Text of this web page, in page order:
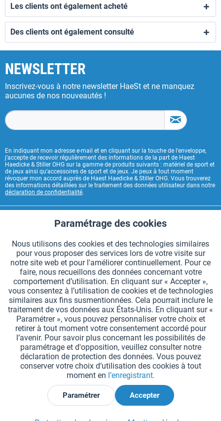
Les clients ont également acheté
Des clients ont également consulté
NEWSLETTER
Inscrivez-vous à notre newsletter HaeSt et ne manquez
aucunes de nos nouveautés !
En indiquant mon adresse e-mail et en cliquant sur la touche de l’enveloppe,
j’accepte de recevoir régulièrement des informations de la part de Haest
Haedicke & Stiller OHG sur la gamme de produits suivants : matériel de sport et
de jeux ainsi qu’accessoires de sport et de jeux. Je peux à tout moment
révoquer mon accord auprès de Haest Haedicke & Stiller OHG. Vous trouverez
des informations détaillées sur le traitement des données utilisateur dans notre
déclaration de confidentialité.
INFORMATIONS GÉNÉRALES
MODES DE PAIEMENT
*Tous les prix comprennent la TVA et sont indiqués horsfrais de port.
Paramètres des cookies Demander le catalogue
Gravures laser sur des témoins Newsletter Qui sommes nous ?
Aide et support Contact Livraison et paiement
Retour & remboursement Droit de rétractation
Protection des données CGV Mentions légales
Déclarer la rétractation
Fonctionnels Aktiv
Suivi Aktiv
Paramétrage des cookies
Nous utilisons des cookies et des technologies similaires
pour vous proposer des services lors de votre visite sur
notre site web et pour l'améliorer continuellement. Pour ce
faire, nous recueillons des données concernant votre
comportement d’utilisation. En cliquant sur « Accepter »,
vous consentez à l’utilisation de cookies et de technologies
similaires aux fins susmentionnées. Cela pourrait inclure le
traitement de vos données aux États-Unis. En cliquant sur «
Paramétrer », vous pouvez personnaliser votre choix et
retirer à tout moment votre consentement accordé pour
l’avenir. Pour savoir plus concernant les possibilités de
paramétrage et d'opposition, veuillez consulter notre
déclaration de protection des données. Vous pouvez
conserver votre choix d’utilisation des cookies à tout
moment en l’enregistrant.
Paramétrer Accepter